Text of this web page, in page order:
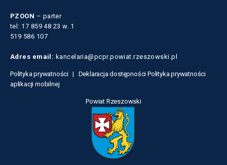
PZOON – parter
tel: 17 859 48 23 w. 1
519 586 107
Adres email: kancelaria@pcpr.powiat.rzeszowski.pl
Polityka prywatności | Deklaracja dostępności Polityka prywatności
aplikacji mobilnej
Powiat Rzeszowski